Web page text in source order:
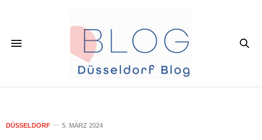
DÜSSELDORF 5. MÄRZ 2024